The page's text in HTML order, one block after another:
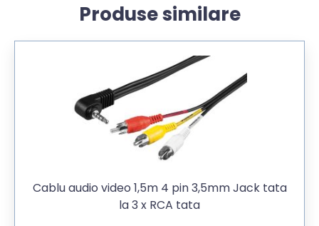
Produse similare
Cablu audio video 1,5m 4 pin 3,5mm Jack tata
la 3 x RCA tata